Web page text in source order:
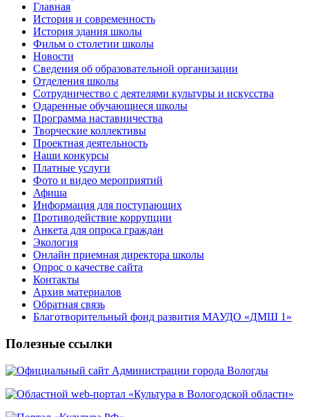
Главная
История и современность
История здания школы
Фильм о столетии школы
Новости
Сведения об образовательной организации
Отделения школы
Сотрудничество с деятелями культуры и искусства
Одаренные обучающиеся школы
Программа наставничества
Творческие коллективы
Проектная деятельность
Наши конкурсы
Платные услуги
Фото и видео мероприятий
Афиша
Информация для поступающих
Противодействие коррупции
Анкета для опроса граждан
Экология
Онлайн приемная директора школы
Опрос о качестве сайта
Контакты
Архив материалов
Обратная связь
Благотворительный фонд развития МАУДО «ДМШ 1»
Полезные ссылки